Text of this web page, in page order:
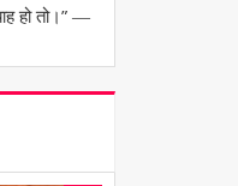
हो तो।” ―